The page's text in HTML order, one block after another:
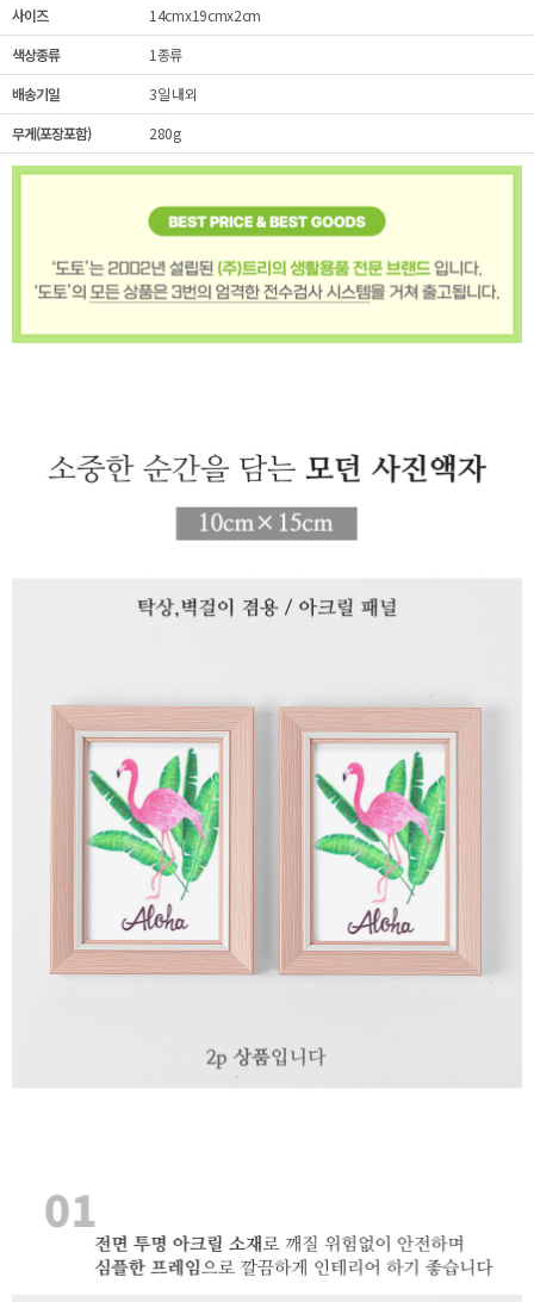
사이즈
14cmx19cmx2cm
색상종류
1종류
배송기일
3일 내외
무게(포장포함)
280g